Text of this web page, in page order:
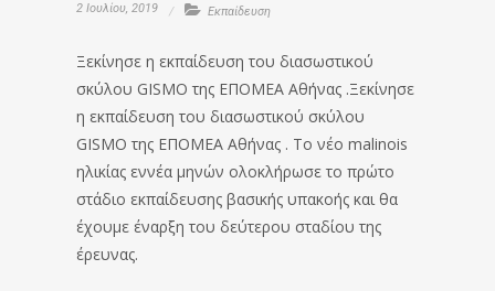
2 Ιουλίου, 2019 Εκπαίδευση
Ξεκίνησε η εκπαίδευση του διασωστικού
σκύλου GISMO της ΕΠΟΜΕΑ Αθήνας .Ξεκίνησε
η εκπαίδευση του διασωστικού σκύλου
GISMO της ΕΠΟΜΕΑ Αθήνας . Το νέο malinois
ηλικίας εννέα μηνών ολοκλήρωσε το πρώτο
στάδιο εκπαίδευσης βασικής υπακοής και θα
έχουμε έναρξη του δεύτερου σταδίου της
έρευνας.